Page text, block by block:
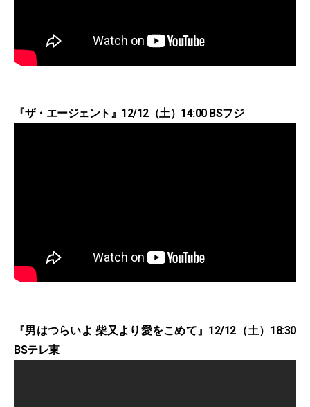
『ザ・エージェント』12/12（土）14:00 BSフジ
『男はつらいよ 柴又より愛をこめて』12/12（土）18:30
BSテレ東